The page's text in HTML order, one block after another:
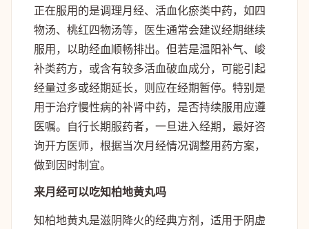
正在服用的是调理月经、活血化瘀类中药，如四
物汤、桃红四物汤等，医生通常会建议经期继续
服用，以助经血顺畅排出。但若是温阳补气、峻
补类药方，或含有较多活血破血成分，可能引起
经量过多或经期延长，则应在经期暂停。特别是
用于治疗慢性病的补肾中药，是否持续服用应遵
医嘱。自行长期服药者，一旦进入经期，最好咨
询开方医师，根据当次月经情况调整用药方案，
做到因时制宜。
来月经可以吃知柏地黄丸吗
知柏地黄丸是滋阴降火的经典方剂，适用于阴虚